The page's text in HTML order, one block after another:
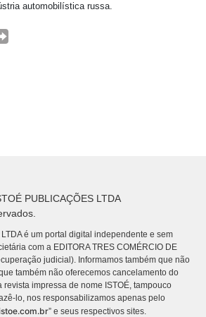
automobilística russa.
PUBLICAÇÕES LTDA
é um portal digital independente e sem
com a EDITORA TRES COMÉRCIO DE
judicial). Informamos também que não
também não oferecemos cancelamento do
impressa de nome ISTOÉ, tampouco
lo, nos responsabilizamos apenas pelo
” e seus respectivos sites.